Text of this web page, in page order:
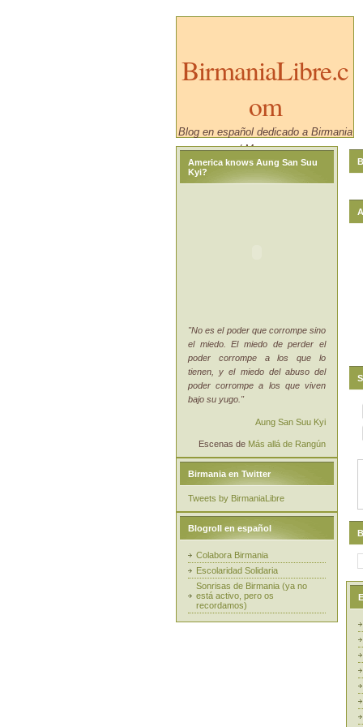
BirmaniaLibre.c
om
Blog en español dedicado a Birmania
/ Myanmar.
America knows Aung San Suu
Kyi?
"No es el poder que corrompe sino
el miedo. El miedo de perder el
poder corrompe a los que lo
tienen, y el miedo del abuso del
poder corrompe a los que viven
bajo su yugo."
Aung San Suu Kyi
Escenas de Más allá de Rangún
Birmania en Twitter
Tweets by BirmaniaLibre
Blogroll en español
Colabora Birmania
Escolaridad Solidaria
Sonrisas de Birmania (ya no
está activo, pero os
recordamos)